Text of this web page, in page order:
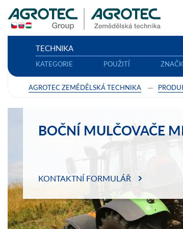
TECHNIKA
KATEGORIE POUŽITÍ
AGROTEC ZEMĚDĚLSKÁ TECHNIKA
BOČNÍ MULČOVAČE
KONTAKTNÍ FORMULÁŘ